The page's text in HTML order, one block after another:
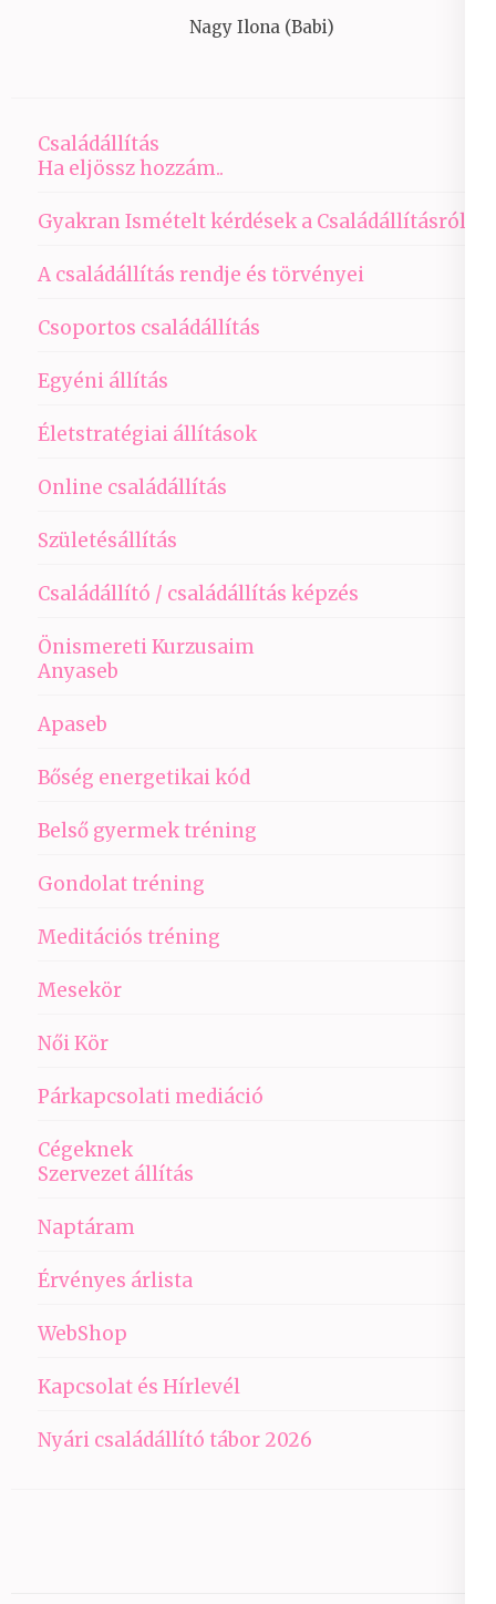
Nagy Ilona (Babi)
Családállítás
Ha eljössz hozzám..
Gyakran Ismételt kérdések a Családállításról
A családállítás rendje és törvényei
Csoportos családállítás
Egyéni állítás
Életstratégiai állítások
Online családállítás
Születésállítás
Családállító / családállítás képzés
Önismereti Kurzusaim
Anyaseb
Apaseb
Bőség energetikai kód
Belső gyermek tréning
Gondolat tréning
Meditációs tréning
Mesekör
Női Kör
Párkapcsolati mediáció
Cégeknek
Szervezet állítás
Naptáram
Érvényes árlista
WebShop
Kapcsolat és Hírlevél
Nyári családállító tábor 2026